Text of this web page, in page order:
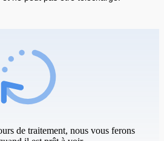
de traitement, nous vous ferons